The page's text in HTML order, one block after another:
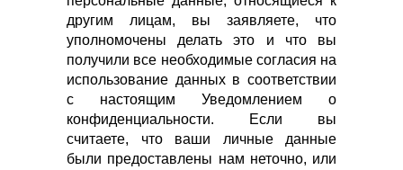
другим лицам, вы заявляете, что
уполномочены делать это и что вы
получили все необходимые согласия на
использование данных в соответствии
с настоящим Уведомлением о
конфиденциальности. Если вы
считаете, что ваши личные данные
были предоставлены нам неточно, или